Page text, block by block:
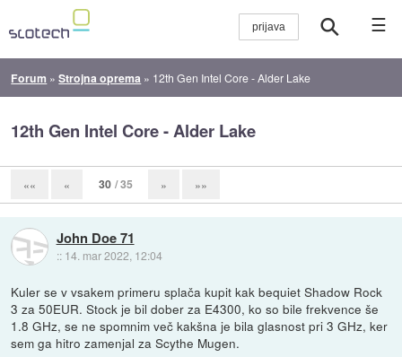
☰
Forum »Strojna oprema » 12th Gen Intel Core - Alder Lake
12th Gen Intel Core - Alder Lake
«« « 30 / 35 » »»
John Doe 71
:: 14. mar 2022, 12:04
Kuler se v vsakem primeru splača kupit kak bequiet Shadow Rock
3 za 50EUR. Stock je bil dober za E4300, ko so bile frekvence še
1.8 GHz, se ne spomnim več kakšna je bila glasnost pri 3 GHz, ker
sem ga hitro zamenjal za Scythe Mugen.